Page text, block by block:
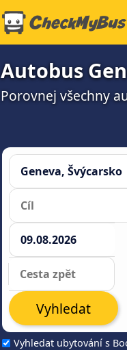
Autobus
Porovnej všechny
Vyhledat ubytování s
Vyhledat